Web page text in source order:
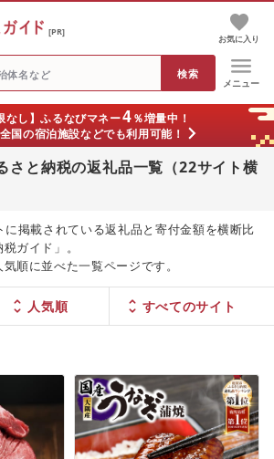
[PR]
お気に入り
メニュー
なし】ふるなびマネー4％増量中！
国の宿泊施設などでも利用可能！
さと納税の返礼品一覧（22サイト横
掲載されている返礼品と寄付金額を横断比
ガイド」。
順に並べた一覧ページです。
人気順